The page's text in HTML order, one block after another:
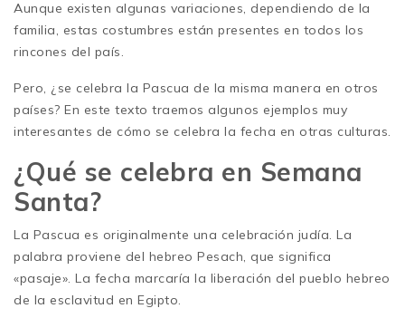
Aunque existen algunas variaciones, dependiendo de la
familia, estas costumbres están presentes en todos los
rincones del país.
Pero, ¿se celebra la Pascua de la misma manera en otros
países? En este texto traemos algunos ejemplos muy
interesantes de cómo se celebra la fecha en otras culturas.
¿Qué se celebra en Semana
Santa?
La Pascua es originalmente una celebración judía. La
palabra proviene del hebreo Pesach, que significa
«pasaje». La fecha marcaría la liberación del pueblo hebreo
de la esclavitud en Egipto.